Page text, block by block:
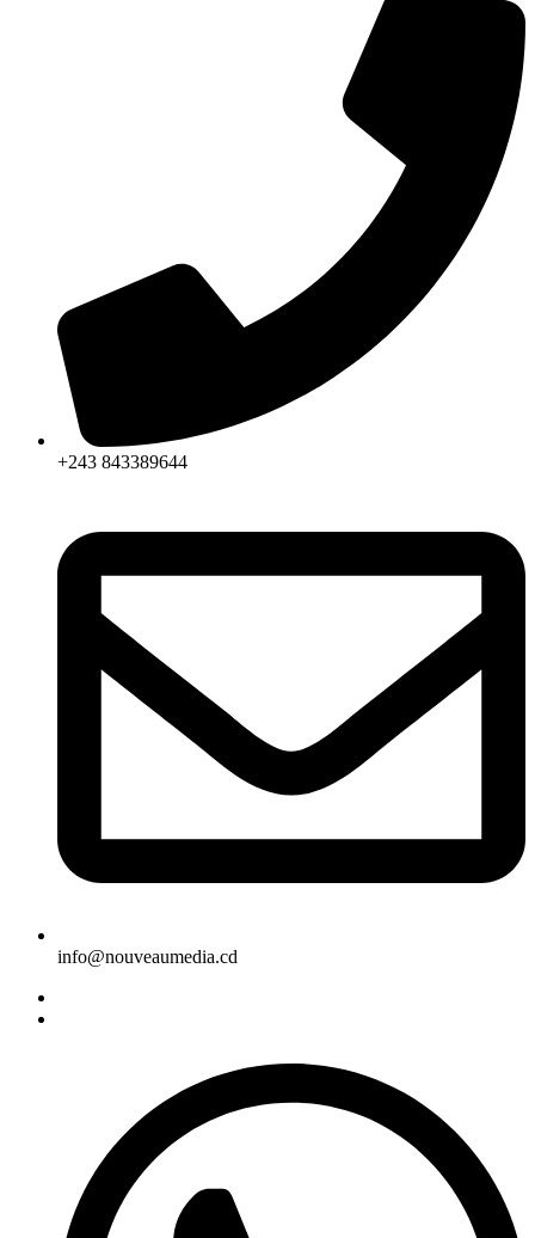
+243 843389644
info@nouveaumedia.cd